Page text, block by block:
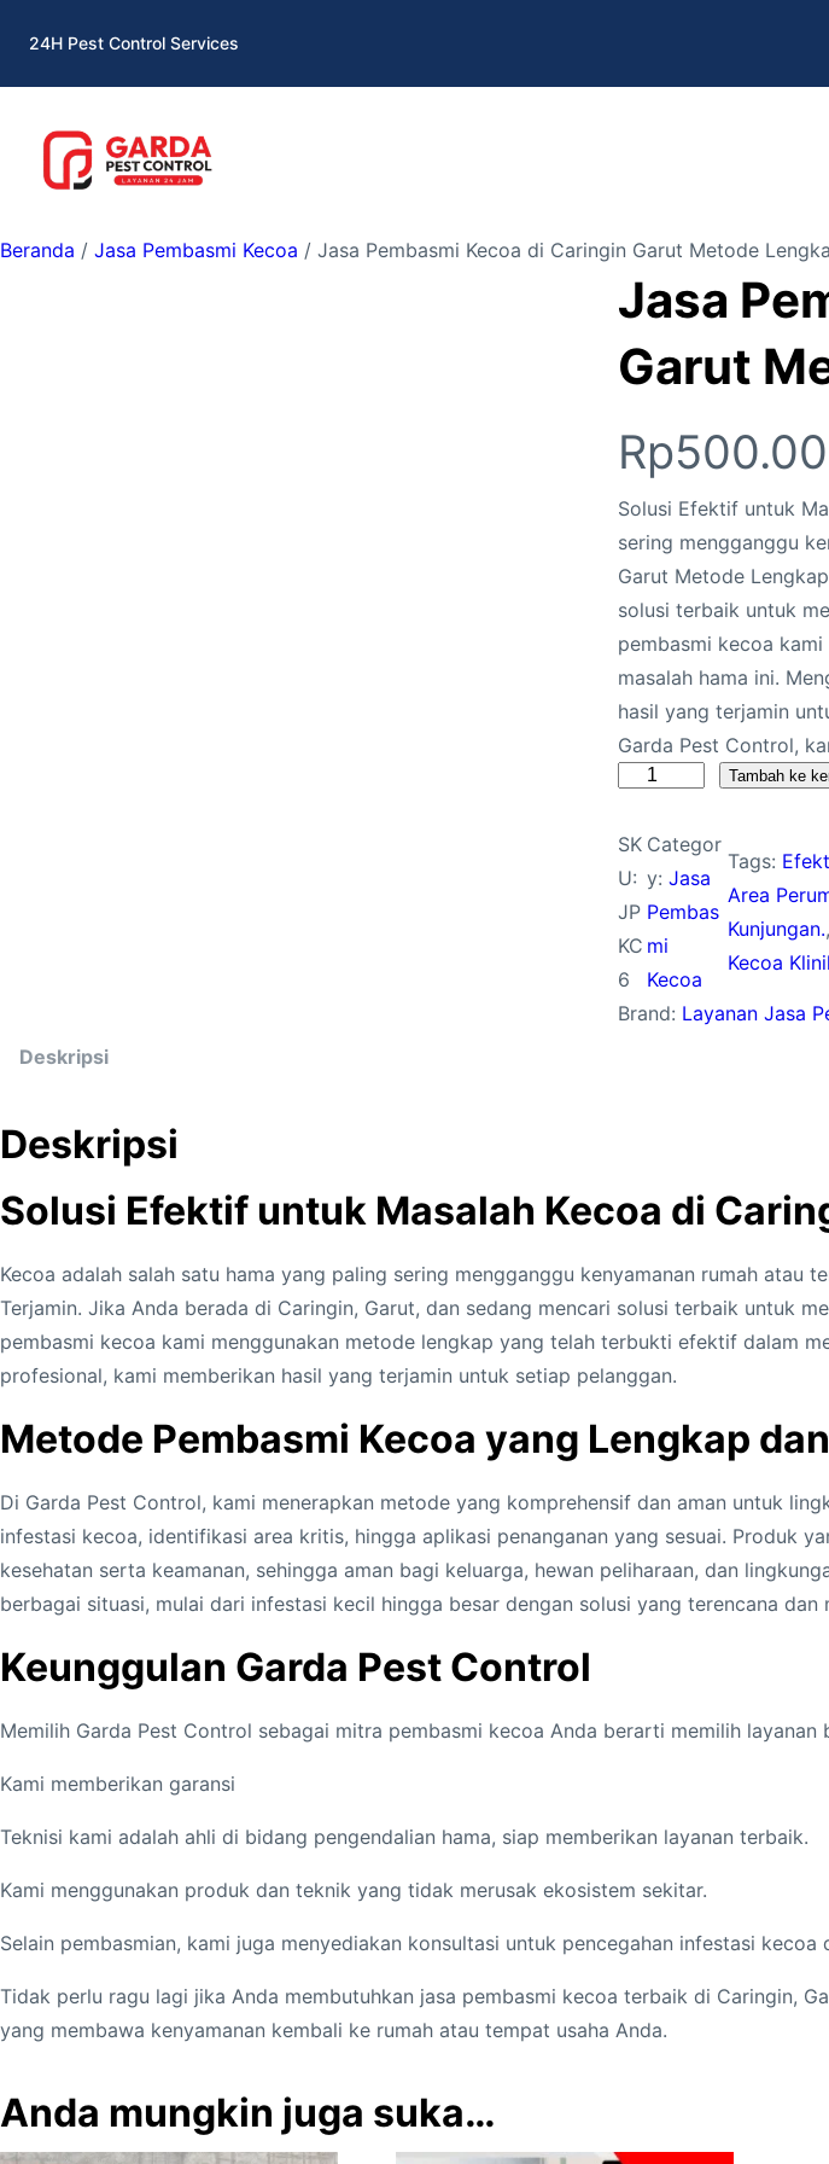
konten
24H Pest Control Services
Beranda / Jasa Pembasmi Kecoa / Jasa Pembasmi Kecoa di Caringin Garut Metode
Jasa
Garut
Rp
Solusi Efektif untuk
sering mengganggu
Garut Metode
solusi terbaik untuk
pembasmi kecoa
masalah hama ini.
hasil yang terjamin
Garda Pest Control,
a
n
t
i
t
a
P
m
b
a
s
i
c
C
g
n
G
a
Tambah ke
SK
U:
JP
KC
6
Categor
y:Jasa
Pembas
mi
Kecoa
Tags:
Area
Kunjungan.,
Kecoa
Brand: Layanan Jasa
Deskripsi
Deskripsi
Solusi Efektif untuk Masalah Kecoa di
Kecoa adalah salah satu hama yang paling sering mengganggu kenyamanan rumah atau
Terjamin. Jika Anda berada di Caringin, Garut, dan sedang mencari solusi terbaik untuk
pembasmi kecoa kami menggunakan metode lengkap yang telah terbukti efektif dalam
profesional, kami memberikan hasil yang terjamin untuk setiap pelanggan.
Metode Pembasmi Kecoa yang Lengkap
Di Garda Pest Control, kami menerapkan metode yang komprehensif dan aman untuk
infestasi kecoa, identifikasi area kritis, hingga aplikasi penanganan yang sesuai. Produk
kesehatan serta keamanan, sehingga aman bagi keluarga, hewan peliharaan, dan
berbagai situasi, mulai dari infestasi kecil hingga besar dengan solusi yang terencana dan
Keunggulan Garda Pest Control
Memilih Garda Pest Control sebagai mitra pembasmi kecoa Anda berarti memilih
Kami memberikan garansi
Teknisi kami adalah ahli di bidang pengendalian hama, siap memberikan layanan terbaik.
Kami menggunakan produk dan teknik yang tidak merusak ekosistem sekitar.
Selain pembasmian, kami juga menyediakan konsultasi untuk pencegahan infestasi kecoa
Tidak perlu ragu lagi jika Anda membutuhkan jasa pembasmi kecoa terbaik di Caringin,
yang membawa kenyamanan kembali ke rumah atau tempat usaha Anda.
Anda mungkin juga suka…